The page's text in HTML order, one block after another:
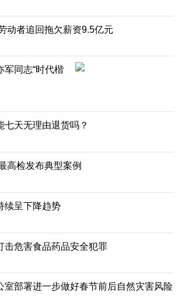
动者追回拖欠薪资9.5亿元
军同志“时代楷
七天无理由退货吗？
高检发布典型案例
续呈下降趋势
击危害食品药品安全犯罪
室部署进一步做好春节前后自然灾害风险